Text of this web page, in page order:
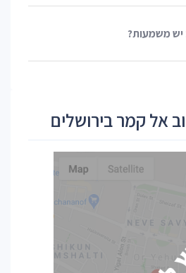
משמעות?
אל קמר בירושלים